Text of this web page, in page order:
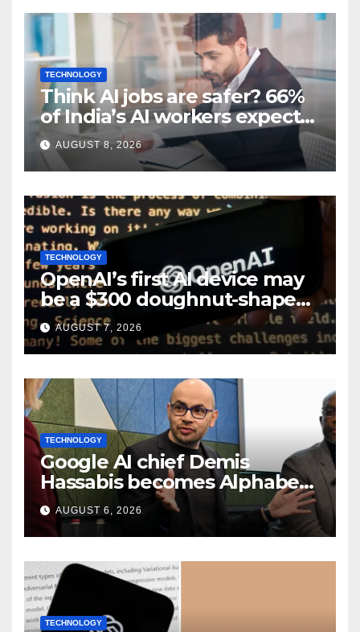
TECHNOLOGY
Think AI jobs are safer? 66%
of India’s AI workers expect
layoffs
AUGUST 8, 2026
TECHNOLOGY
OpenAI’s first AI device may
be a $300 doughnut-shaped
smart speaker: Report
AUGUST 7, 2026
TECHNOLOGY
Google AI chief Demis
Hassabis becomes Alphabet
chief scientist in leadership
shakeup
AUGUST 6, 2026
TECHNOLOGY